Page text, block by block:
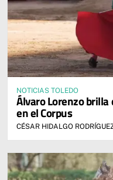
NOTICIAS TOLEDO
Álvaro Lorenzo brilla
en el Corpus
CÉSAR HIDALGO